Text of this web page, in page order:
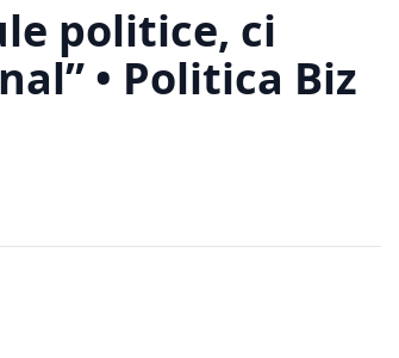
politice, ci
• Politica Biz